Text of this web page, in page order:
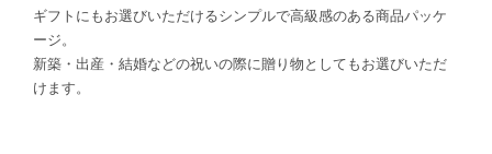
ギフトにもお選びいただけるシンプルで高級感のある商品パッケ
ージ。
新築・出産・結婚などの祝いの際に贈り物としてもお選びいただ
けます。